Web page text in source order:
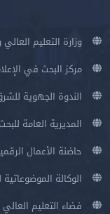
وزارة التعليم
مركز البحث في
الندوة الجهوية
المديرية العامة
حاضنة الأعمال
الوكالة
فضاء التعليم